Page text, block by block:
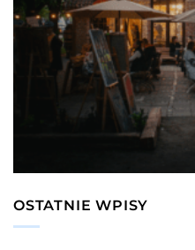
OSTATNIE WPISY